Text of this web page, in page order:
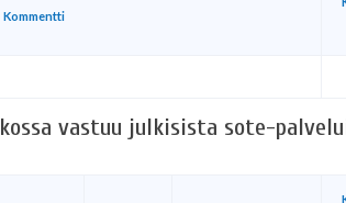
Kommentti
vastuu julkisista sote-